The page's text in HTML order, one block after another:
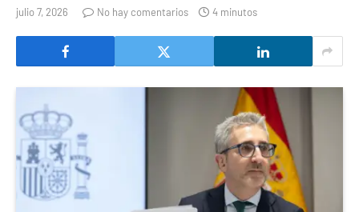
julio 7, 2026 No hay comentarios 4 minutos